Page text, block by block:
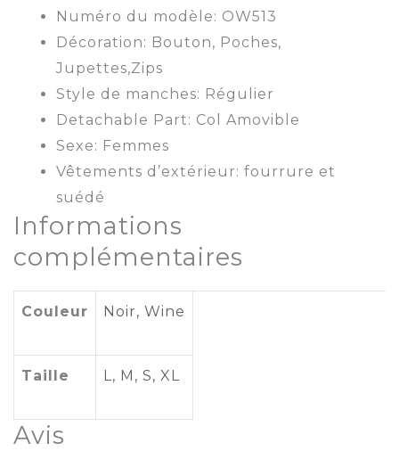
Numéro du modèle: OW513
Décoration: Bouton, Poches,
Jupettes,Zips
Style de manches: Régulier
Detachable Part: Col Amovible
Sexe: Femmes
Vêtements d’extérieur: fourrure et
suédé
Informations
complémentaires
Couleur Noir, Wine
Taille L, M , S, XL
Avis